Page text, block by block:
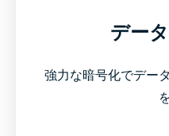
デー
強力な暗号化でデー